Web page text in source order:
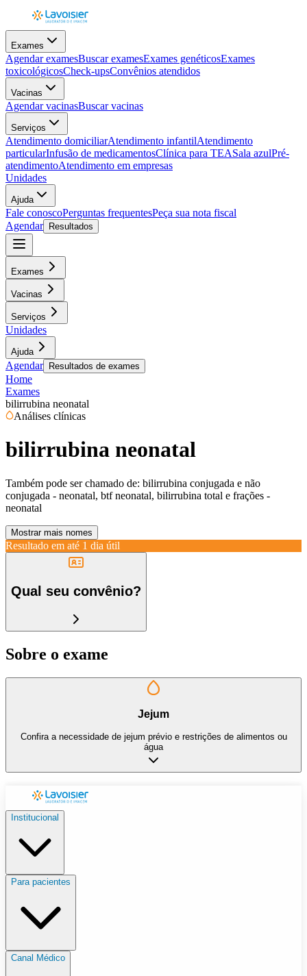
Exames
Agendar examesBuscar examesExames genéticosExames
toxicológicosCheck-upsConvênios atendidos
Vacinas
Agendar vacinasBuscar vacinas
Serviços
Atendimento domiciliarAtendimento infantilAtendimento
particularInfusão de medicamentosClínica para TEASala azulPré-
atendimentoAtendimento em empresas
Unidades
Ajuda
Fale conoscoPerguntas frequentesPeça sua nota fiscal
Agendar
Resultados
Exames
Vacinas
Serviços
Unidades
Ajuda
Agendar Resultados de exames
Home
Exames
bilirrubina neonatal
Análises clínicas
bilirrubina neonatal
Também pode ser chamado de: bilirrubina conjugada e não
conjugada - neonatal, btf neonatal, bilirrubina total e frações -
neonatal
Mostrar mais nomes
Resultado em até 1 dia útil
Qual seu convênio?
Sobre o exame
Jejum
Confira a necessidade de jejum prévio e restrições de alimentos ou
água
Institucional
Para pacientes
Canal Médico